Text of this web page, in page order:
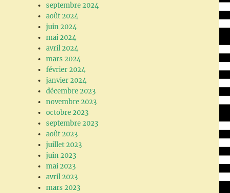
septembre 2024
août 2024
juin 2024
mai 2024
avril 2024
mars 2024
février 2024
janvier 2024
décembre 2023
novembre 2023
octobre 2023
septembre 2023
août 2023
juillet 2023
juin 2023
mai 2023
avril 2023
mars 2023